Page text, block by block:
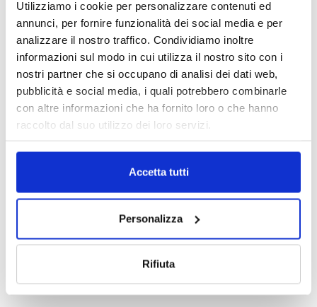
Utilizziamo i cookie per personalizzare contenuti ed
annunci, per fornire funzionalità dei social media e per
analizzare il nostro traffico. Condividiamo inoltre
informazioni sul modo in cui utilizza il nostro sito con i
nostri partner che si occupano di analisi dei dati web,
pubblicità e social media, i quali potrebbero combinarle
con altre informazioni che ha fornito loro o che hanno
raccolto dal suo utilizzo dei loro servizi.
Accetta tutti
Personalizza
Rifiuta
Prima Assicurazioni: grande
partecipazione alla Convention degli
intermediari partner 2026
MAGNIFICA HUMANITAS (l’impatto
1 Luglio 2026